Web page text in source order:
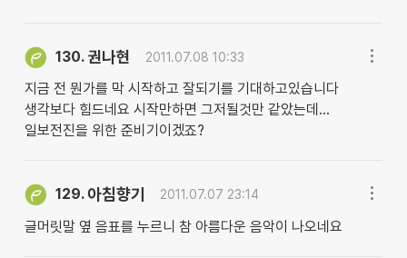
130. 권나현 2011.07.08 10:33
지금 전 뭔가를 막 시작하고 잘되기를 기대하고있습니다
생각보다 힘드네요 시작만하면 그저될것만 같았는데...
일보전진을 위한 준비기이겠죠?
129. 아침향기 2011.07.07 23:14
글머릿말 옆 음표를 누르니 참 아름다운 음악이 나오네요